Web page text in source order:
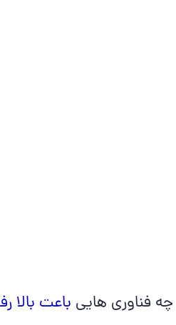
چه فناوری هایی باعت بالا